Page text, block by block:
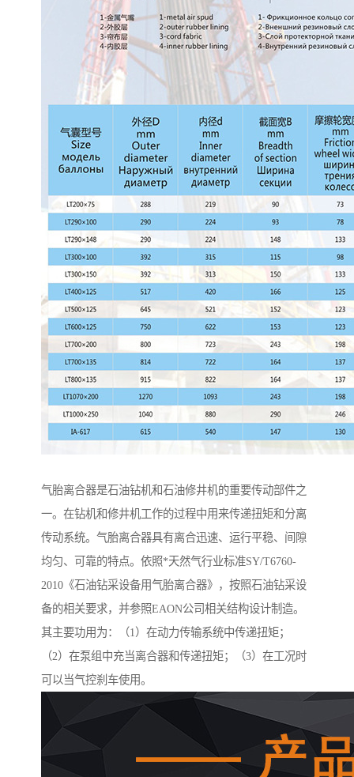
气胎离合器是石油钻机和石油修井机的重要传动部件之
一。在钻机和修井机工作的过程中用来传递扭矩和分离
传动系统。气胎离合器具有离合迅速、运行平稳、间隙
均匀、可靠的特点。依照*天然气行业标准SY/T6760-
2010《石油钻采设备用气胎离合器》，按照石油钻采设
备的相关要求，并参照EAON公司相关结构设计制造。
其主要功用为：（1）在动力传输系统中传递扭矩；
（2）在泵组中充当离合器和传递扭矩；（3）在工况时
可以当气控刹车使用。